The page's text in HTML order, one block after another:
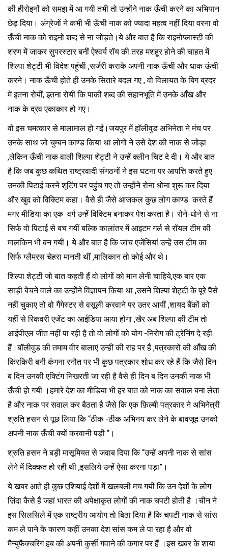
की हीरोइनों को समझ में आ गयी तभी तो उन्होंने नाक ऊँची करने का अभियान
छेड़ दिया। अंग्रेजों ने कभी भी ऊँची नाक को ज्यादा महत्व नहीं दिया वरना वो
ऊँची नाक को राइनो शब्द से ना जोड़ते।ये और बात है कि राइनोप्लास्टी की
शरण में जाकर सुपरस्टार बनीं ऐश्वर्य रॉय की तरह मशहूर होने की चाहत में
शिल्पा शेट्टी भी विदेश पहुंची ,सर्जरी कराके अपनी नाक ऊँची और धाक ऊंची
करने। नाक ऊँची होते ही उनके सितारे बदल गए , वो विलायत के बिग ब्रदर
में इतना रोयीं, इतना रोयीं कि पाकी शब्द की सहानभूति में उनके आँख और
नाक के द्रव एकाकार हो गए।
वो इस चमत्कार से मालामाल हो गईं।जयपुर में हॉलीवुड अभिनेता ने मंच पर
उनके साथ जो चुम्बन काण्ड किया था लोगों ने उसे देश की नाक से जोड़ा
,लेकिन ऊँची नाक वाली शिल्पा शेट्टी ने उन्हें क्लीन चिट दे दी। ये और बात
है कि जब कुछ कथित राष्ट्रवादी संगठनों ने इस घटना पर आपत्ति करते हुए
उनकी पिटाई करने शूटिंग पर पहुंच गए तो उन्होंने रोना धोना शुरू कर दिया
और खुद को विक्टिम कहा। वैसे ही जैसे आजकल कुछ लोग काण्ड करते हैं
मगर मीडिया का एक वर्ग उन्हें विक्टिम बनाकर पेश करता है। रोने-धोने से ना
सिर्फ वो पिटाई से बच गयीं बल्कि कालांतर में आइटम गर्ल से रॉयल टीम की
मालकिन भी बन गयीं। ये और बात है कि जांच एजेंसियां उन्हें उस टीम का
सिर्फ ग्लैमरस चेहरा मानती थीं ,मालिकान तो कोई और थे।
शिल्पा शेट्टी जो बात कहती हैं वो लोगों को मान लेनी चाहिये,एक बार एक
साड़ी बेचने वाले का उन्होंने विज्ञापन किया था ,उसने शिल्पा शेट्टी के पूरे पैसे
नहीं चुकाए तो वो गैंगेस्टर से वसूली करवाने पर उतर आयीं ,शायद बैंकों को
यहीं से रिकवरी एजेंट का आईडिया आया होगा ,खैर अब शिल्पा की टीम तो
आईपीएल जीत नहीं पा रही है तो वो लोगों को योग -निरोग की ट्रेनिंग दे रही
हैं।बॉलीवुड की तमाम वीर बालाएं उन्हीं की राह पर हैं ,पत्रकारों की आँख की
किरकिरी बनी कंगना रनौत पर भी कुछ पत्रकार शोध कर रहे हैं कि जैसे दिन
ब दिन उनकी एक्टिंग निखरती जा रही है वैसे ही दिन ब दिन उनकी नाक भी
ऊँची हो गयी ।हमारे देश का मीडिया भी हर बात को नाक का सवाल बना लेता
है और नाक पर सवाल कर बैठता है जैसे कि एक फ़िल्मी पत्रकार ने अभिनेत्री
श्रुति हसन से पूछ लिया कि “ठीक -ठीक अभिनय कर लेने के बावजूद उनको
अपनी नाक ऊँची क्यों करवानी पड़ी “।
श्रुति हसन ने बड़ी मासूमियत से जवाब दिया कि “उन्हें अपनी नाक से सांस
लेने में दिक्कत हो रही थी ,इसलिये उन्हें ऐसा करना पड़ा”।
ये खबर आते ही कुछ एशियाई देशों में खलबली मच गयी कि उन देशों के लोग
ज़िंदा कैसे हैं जहां भारत की अपेक्षाकृत लोगों की नाक चपटी होती है ।चीन ने
इस सिलसिले में एक राष्ट्रीय आयोग तो बिठा दिया है कि चपटी नाक से सांस
कम ले पाने के कारण कहीं उनका देश सांस कम ले पा रहा है और वो
मैन्युफैक्चरिंग हब की अपनी कुर्सी गंवाने की कगार पर हैं ।इस खबर के शाया